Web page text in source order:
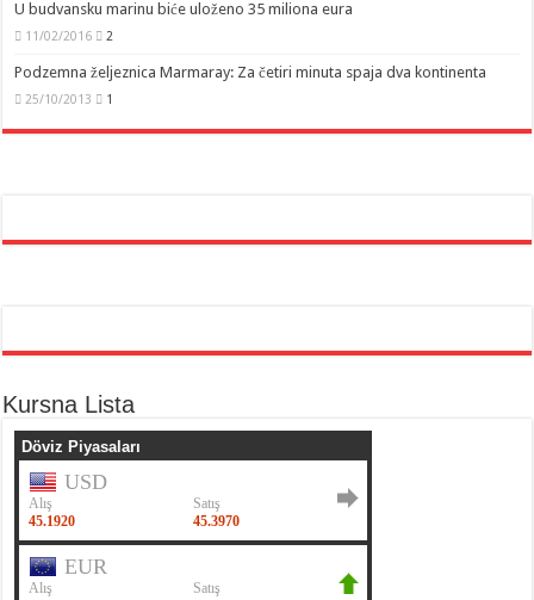
U budvansku marinu biće uloženo 35 miliona eura
11/02/2016 2
Podzemna željeznica Marmaray: Za četiri minuta spaja dva kontinenta
25/10/2013 1
Kursna Lista